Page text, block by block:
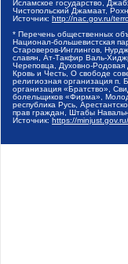
Исламское государство,
Чистопольский Джамаат,
Источник: http://nac.gov.ru/
* Перечень общественных
Национал-большевистская
Староверов-Инглингов,
славян, Ат-Такфир Валь-
Череповца, Духовно-Родовая
Кровь и Честь, О свободе
религиозная организация п.
организация «Братство»,
болельщиков «Фирма»,
республика Русь,
прав граждан, Штабы
Источник: https://